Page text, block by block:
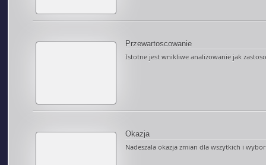
Przewartoscowanie
Istotne jest wnikliwe analizowanie jak
Okazja
Nadeszala okazja zmian dla wszytkich i